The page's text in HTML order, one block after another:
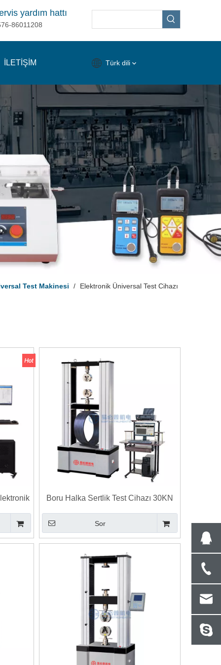
yardım hattı
86011208
İLETİŞİM Türk dili
Test Makinesi / Elektronik Üniversal Test Cihazı
Boru Halka Sertlik Test Cihazı 30KN
50KN 100KN 200KN 300KN
Sor